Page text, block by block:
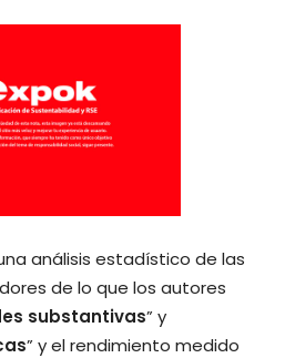
análisis estadístico de las
de lo que los autores
substantivas” y
” y el rendimiento medido